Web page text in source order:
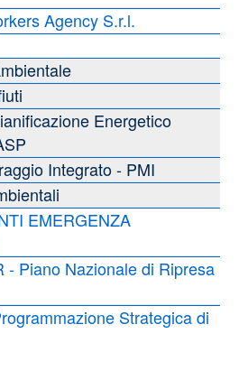
Agency S.r.l.
Energetico
Integrato - PMI
EMERGENZA
- Piano Nazionale di Ripresa
Strategica di